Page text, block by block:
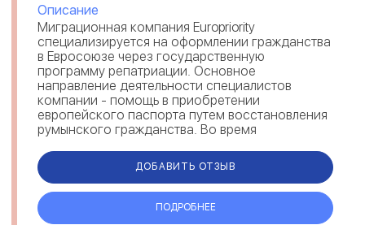
Описание
Миграционная компания Europriority
специализируется на оформлении гражданства
в Евросоюзе через государственную
программу репатриации. Основное
направление деятельности специалистов
компании - помощь в приобретении
европейского паспорта путем восстановления
румынского гражданства. Во время
предоставляют содействие на каждом эт...
ДОБАВИТЬ ОТЗЫВ
ПОДРОБНЕЕ